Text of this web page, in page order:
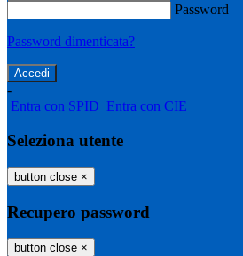
Password
Password dimenticata?
-
Entra con SPID Entra con CIE
Seleziona utente
button close ×
Recupero password
button close ×